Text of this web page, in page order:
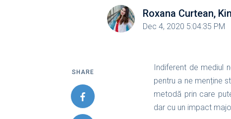
Roxana Curtean,
Dec 4, 2020 5:04:35 PM
SHARE
Indiferent de mediul
pentru a ne menține
metodă prin care
dar cu un impact